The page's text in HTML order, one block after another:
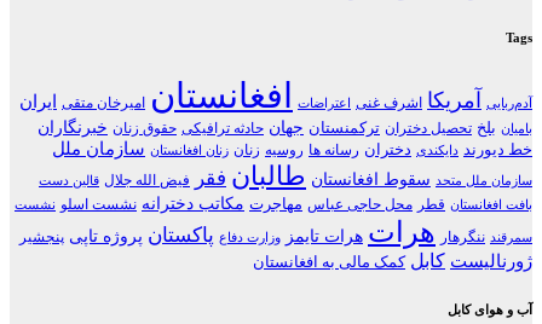
Tags
آدم‌ربایی آمریکا اشرف غنی اعتراضات افغانستان امیرخان متقی ایران
بامیان بلخ تحصیل دختران ترکمنستان جهان حادثه ترافیکی حقوق زنان خبرنگاران
خط دیورند دایکندی دختران رسانه ها روسیه زنان زنان افغانستان سازمان ملل
سازمان ملل متحد سقوط افغانستان طالبان فقر فیض الله جلال قالین دست
بافت افغانستان قطر محل حاجی عباس مهاجرت مکاتب دخترانه نشست اسلو نشست
سمرقند ننگرهار هرات هرات تایمز وزارت دفاع پاکستان پروژه تاپی پنجشیر
ژورنالیست کابل کمک مالی به افغانستان
آب و هوای کابل